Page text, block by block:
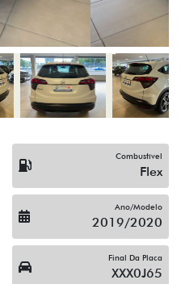
Combustível
Flex
Ano/Modelo
2019/2020
Final Da Placa
XXX0J65